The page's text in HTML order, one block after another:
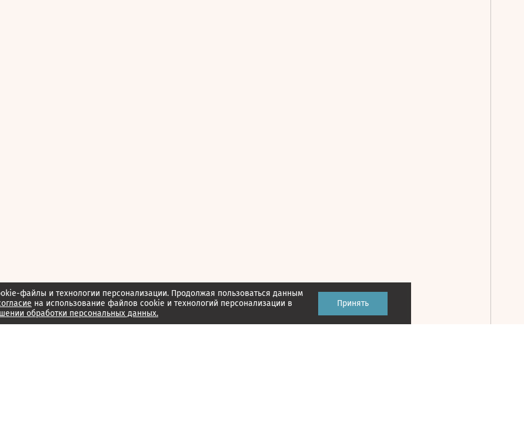
файлы и технологии персонализации. Продолжая пользоваться данным
на использование файлов cookie и технологий персонализации в
обработки персональных данных.
Принять